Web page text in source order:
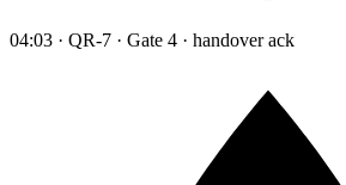
04:03 · QR-7 · Gate 4 · handover ack